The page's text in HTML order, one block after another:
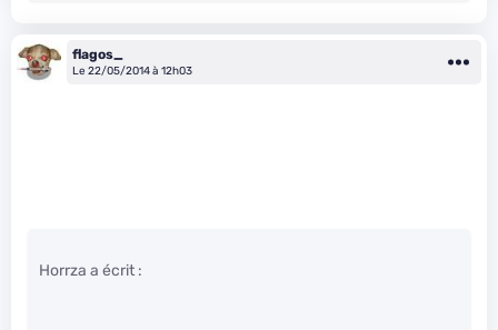
flagos_
Le 22/05/2014 à 12h03
Horrza a écrit :